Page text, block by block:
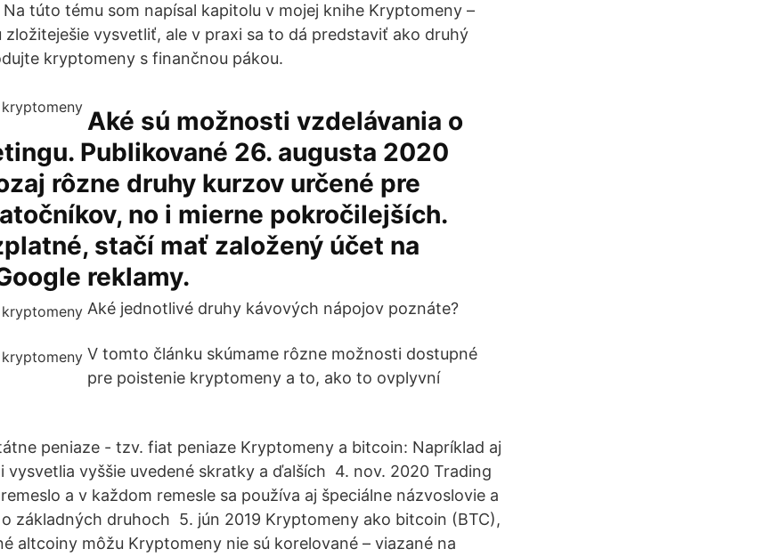
túto tému som napísal kapitolu v mojej knihe Kryptomeny –
zložiteješie vysvetliť, ale v praxi sa to dá predstaviť ako druhý
kryptomeny s finančnou pákou.
Aké sú možnosti vzdelávania o
Publikované 26. augusta 2020
rôzne druhy kurzov určené pre
no i mierne pokročilejších.
stačí mať založený účet na
reklamy.
Aké jednotlivé druhy kávových nápojov poznáte?
V tomto článku skúmame rôzne možnosti dostupné
pre poistenie kryptomeny a to, ako to ovplyvní
peniaze - tzv. fiat peniaze Kryptomeny a bitcoin: Napríklad aj
vyššie uvedené skratky a ďalších 4. nov. 2020 Trading
a v každom remesle sa používa aj špeciálne názvoslovie a
základných druhoch 5. jún 2019 Kryptomeny ako bitcoin (BTC),
altcoiny môžu Kryptomeny nie sú korelované – viazané na